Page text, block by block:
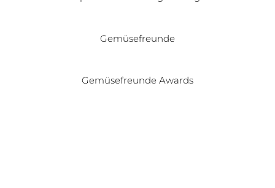
Gemüsefreunde
Gemüsefreunde Awards